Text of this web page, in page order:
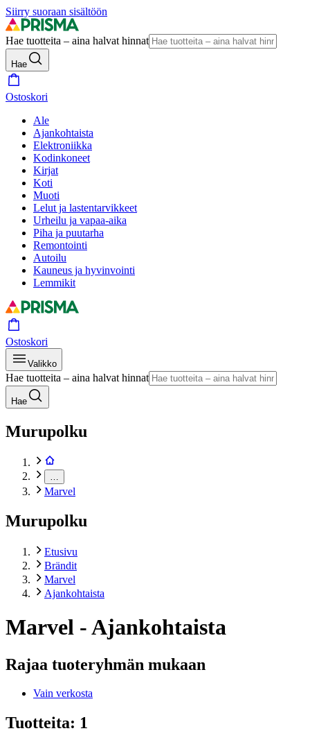
Siirry suoraan sisältöön
Hae tuotteita – aina halvat hinnat
Hae
Ostoskori
Ale
Ajankohtaista
Elektroniikka
Kodinkoneet
Kirjat
Koti
Muoti
Lelut ja lastentarvikkeet
Urheilu ja vapaa-aika
Piha ja puutarha
Remontointi
Autoilu
Kauneus ja hyvinvointi
Lemmikit
Ostoskori
Valikko
Hae tuotteita – aina halvat hinnat
Hae
Murupolku
Marvel
Murupolku
Etusivu
Brändit
Marvel
Ajankohtaista
Marvel - Ajankohtaista
Rajaa tuoteryhmän mukaan
Vain verkosta
Tuotteita: 1